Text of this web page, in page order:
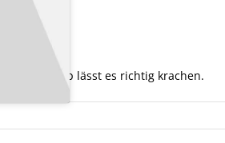
Der Typ lässt es richtig krachen.